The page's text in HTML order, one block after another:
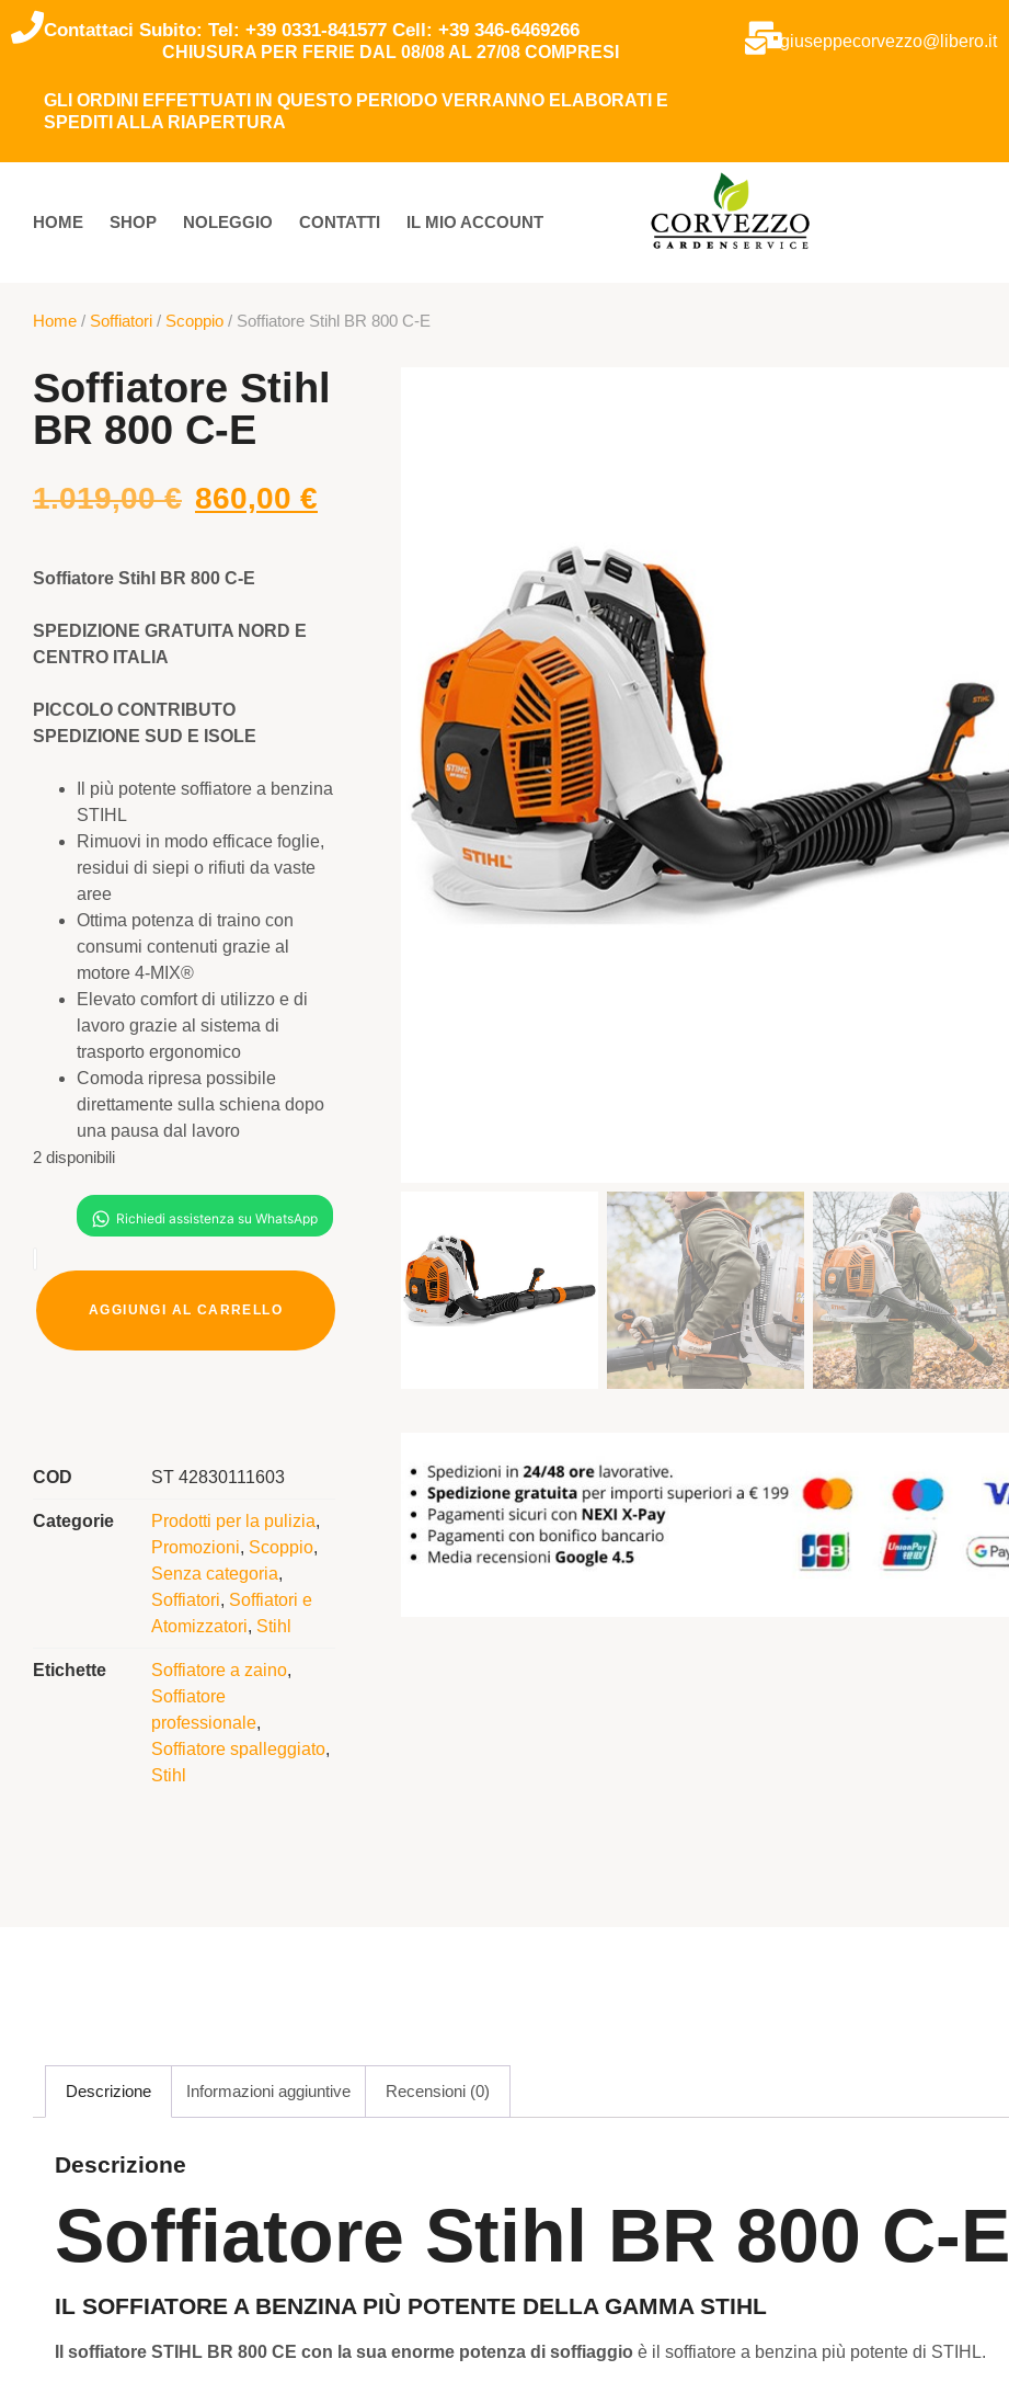
Contattaci Subito: Tel: +39 0331-841577 Cell: +39 346-6469266
CHIUSURA PER FERIE DAL 08/08 AL 27/08 COMPRESI
GLI ORDINI EFFETTUATI IN QUESTO PERIODO VERRANNO ELABORATI E
SPEDITI ALLA RIAPERTURA
giuseppecorvezzo@libero.it
HOME SHOP NOLEGGIO CONTATTI IL MIO ACCOUNT
Home / Soffiatori / Scoppio / Soffiatore Stihl BR 800 C-E
Soffiatore Stihl
BR 800 C-E
1.019,00€ 860,00 €
Soffiatore Stihl BR 800 C-E
SPEDIZIONE GRATUITA NORD E
CENTRO ITALIA
PICCOLO CONTRIBUTO
SPEDIZIONE SUD E ISOLE
Il più potente soffiatore a benzina
STIHL
Rimuovi in ​​modo efficace foglie,
residui di siepi o rifiuti da vaste
aree
Ottima potenza di traino con
consumi contenuti grazie al
motore 4-MIX®
Elevato comfort di utilizzo e di
lavoro grazie al sistema di
trasporto ergonomico
Comoda ripresa possibile
direttamente sulla schiena dopo
una pausa dal lavoro
2 disponibili
AGGIUNGI AL CARRELLO
COD ST 42830111603
Categorie Prodotti per la pulizia,
Promozioni, Scoppio,
Senza categoria,
Soffiatori, Soffiatori e
Atomizzatori, Stihl
Etichette Soffiatore a zaino,
Soffiatore
professionale,
Soffiatore spalleggiato,
Stihl
Descrizione Informazioni aggiuntive Recensioni (0)
Descrizione
Soffiatore Stihl BR 800 C-E
IL SOFFIATORE A BENZINA PIÙ POTENTE DELLA GAMMA STIHL
Il soffiatore STIHL BR 800 CE con la sua enorme potenza di soffiaggio è il soffiatore a benzina più potente di STIHL.